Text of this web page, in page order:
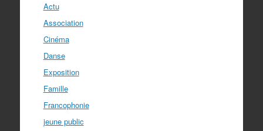
Actu
Association
Cinéma
Danse
Exposition
Famille
Francophonie
jeune public